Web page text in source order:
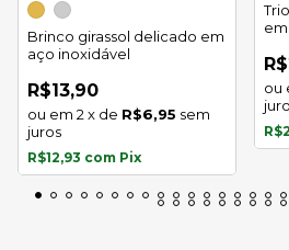
Brinco girassol delicado em
aço inoxidável
R$13,90
2 x de R$6,95 sem
juros
R$12,93 com Pix